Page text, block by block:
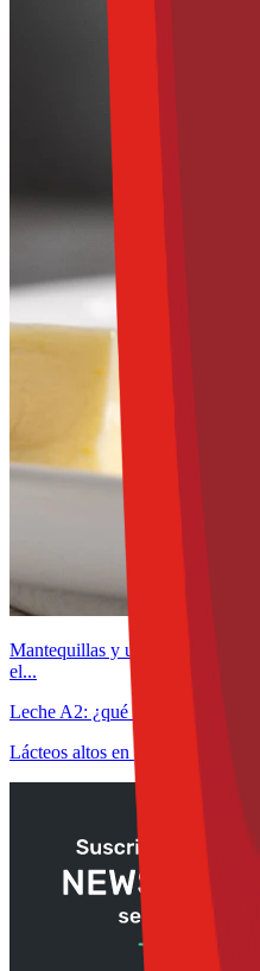
Mantequillas y untables
el...
Leche A2: ¿qué evidencia
Lácteos altos en proteína: